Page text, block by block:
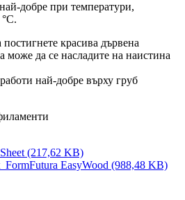
добре при температури,
красива дървена
да се насладите на наистина
най-добре върху груб
(217,62 KB)
EasyWood (988,48 KB)